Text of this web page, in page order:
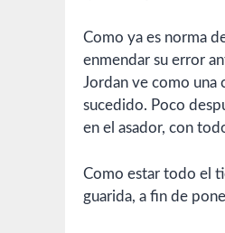
Como ya es norma
enmendar su error
Jordan ve como una
sucedido. Poco
en el asador, con
Como estar todo el
guarida, a fin de